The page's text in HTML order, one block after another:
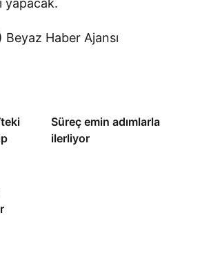
yapacak.
Haber Ajansı
Süreç emin adımlarla
ilerliyor